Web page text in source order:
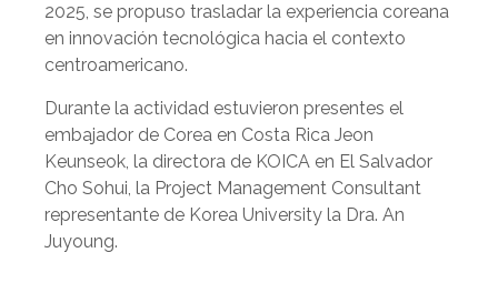
2025, se propuso trasladar la experiencia coreana
en innovación tecnológica hacia el contexto
centroamericano.
Durante la actividad estuvieron presentes el
embajador de Corea en Costa Rica Jeon
Keunseok, la directora de KOICA en El Salvador
Cho Sohui, la Project Management Consultant
representante de Korea University la Dra. An
Juyoung.